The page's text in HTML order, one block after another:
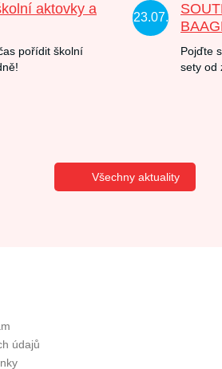
aktovky a
pořídit školní
23.07.
Pojďte
sety od
Všechny aktuality
údajů